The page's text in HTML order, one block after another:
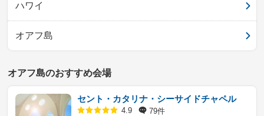
ハワイ
オアフ島
オアフ島のおすすめ会場
セント・カタリナ・シーサイドチャペル
4.9 79件